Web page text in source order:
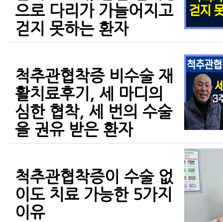
으로 다리가 가늘어지고
걷지 못하는 환자
척추관협착증 비수술 재
활치료후기, 세 마디의
심한 협착, 세 번의 수술
을 권유 받은 환자
척추관협착증이 수술 없
이도 치료 가능한 5가지
이유